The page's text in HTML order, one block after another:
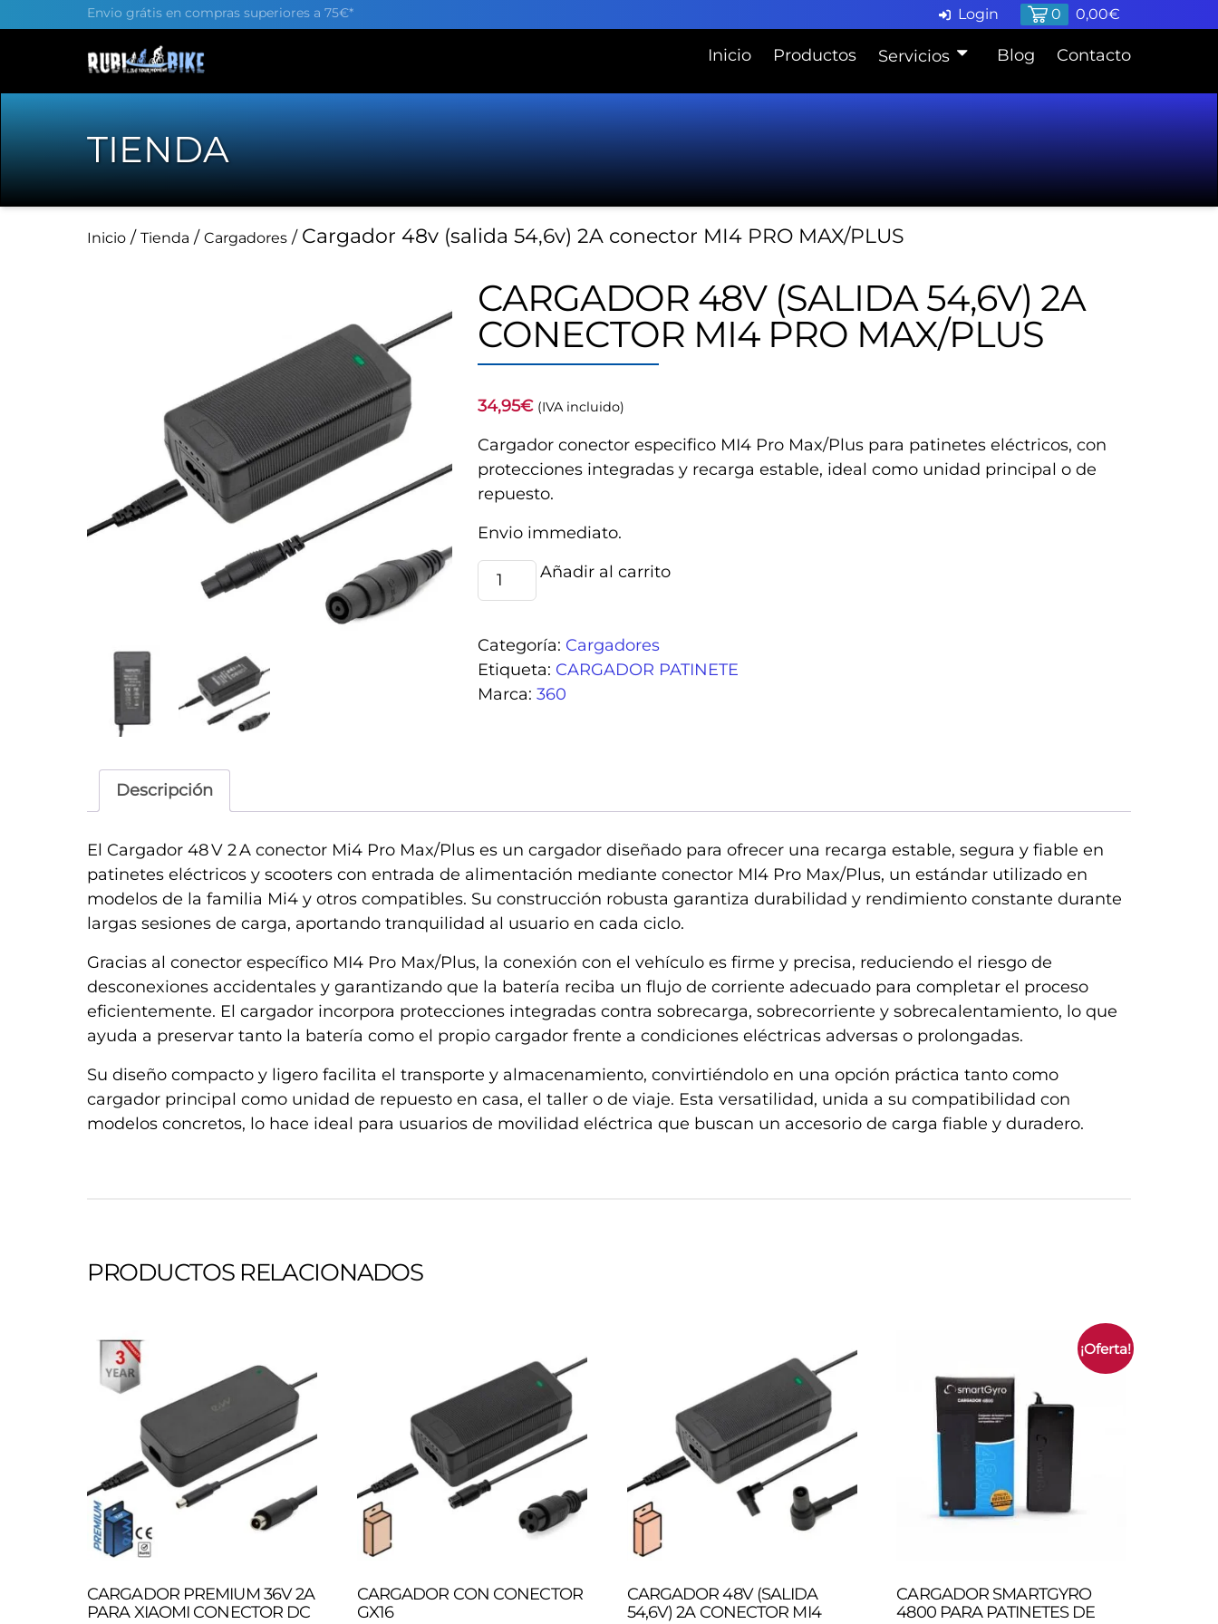
Envio grátis en compras superiores a 75€* Login 0 0,00€
Inicio Productos Servicios
Pide cita en Taller
Finaciación
Blog Contacto
TIENDA
Inicio / Tienda / Cargadores / Cargador 48v (salida 54,6v) 2A conector MI4 PRO MAX/PLUS
CARGADOR 48V (SALIDA 54,6V) 2A
CONECTOR MI4 PRO MAX/PLUS
34,95€ (IVA incluido)
Cargador conector especifico MI4 Pro Max/Plus para patinetes eléctricos, con
protecciones integradas y recarga estable, ideal como unidad principal o de
repuesto.
Envio immediato.
Cargador
48v
54,6v)
2A
conector
Añadir al carrito
Categoría: Cargadores
Etiqueta: CARGADOR PATINETE
Marca: 360
Descripción
El Cargador 48 V 2 A conector Mi4 Pro Max/Plus es un cargador diseñado para ofrecer una recarga estable, segura y fiable en
patinetes eléctricos y scooters con entrada de alimentación mediante conector MI4 Pro Max/Plus, un estándar utilizado en
modelos de la familia Mi4 y otros compatibles. Su construcción robusta garantiza durabilidad y rendimiento constante durante
largas sesiones de carga, aportando tranquilidad al usuario en cada ciclo.
Gracias al conector específico MI4 Pro Max/Plus, la conexión con el vehículo es firme y precisa, reduciendo el riesgo de
desconexiones accidentales y garantizando que la batería reciba un flujo de corriente adecuado para completar el proceso
eficientemente. El cargador incorpora protecciones integradas contra sobrecarga, sobrecorriente y sobrecalentamiento, lo que
ayuda a preservar tanto la batería como el propio cargador frente a condiciones eléctricas adversas o prolongadas.
Su diseño compacto y ligero facilita el transporte y almacenamiento, convirtiéndolo en una opción práctica tanto como
cargador principal como unidad de repuesto en casa, el taller o de viaje. Esta versatilidad, unida a su compatibilidad con
modelos concretos, lo hace ideal para usuarios de movilidad eléctrica que buscan un accesorio de carga fiable y duradero.
PRODUCTOS RELACIONADOS
CARGADOR PREMIUM 36V 2A
PARA XIAOMI CONECTOR DC
CARGADOR CON CONECTOR
GX16
CARGADOR 48V (SALIDA
54,6V) 2A CONECTOR MI4
¡Oferta!
CARGADOR SMARTGYRO
4800 PARA PATINETES DE